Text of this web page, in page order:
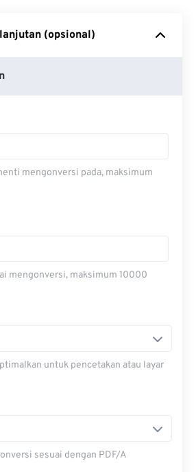
(opsional)
mengonversi pada, maksimum
mengonversi, maksimum 10000
untuk pencetakan atau layar
sesuai dengan PDF/A